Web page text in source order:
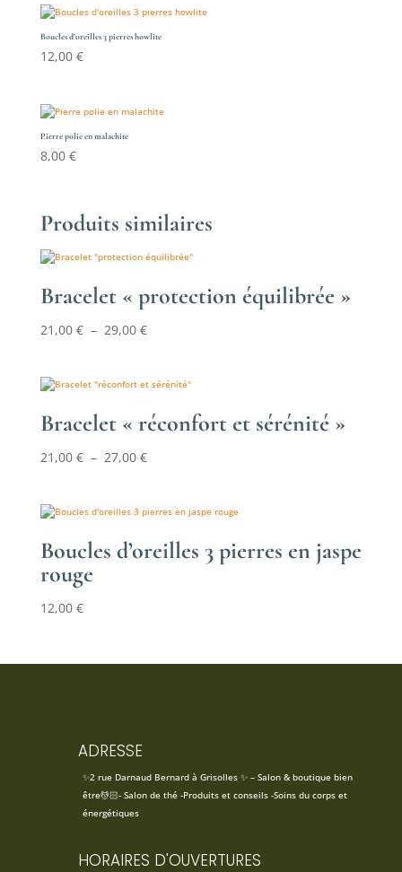
Boucles d’oreilles 3 pierres howlite
12,00 €
Pierre polie en malachite
8,00 €
Produits similaires
Bracelet « protection équilibrée »
21,00 € – 29,00 €Plage
21,00 €
à
29,00 €
Bracelet « réconfort et sérénité »
21,00 € – 27,00 €Plage
21,00 €
27,00 €
Boucles d’oreilles 3 pierres en jaspe
rouge
12,00 €
ADRESSE
✨2 rue Darnaud Bernard à Grisolles ✨ – Salon & boutique bien
être💆🏻- Salon de thé -Produits et conseils -Soins du corps et
énergétiques
HORAIRES D'OUVERTURES